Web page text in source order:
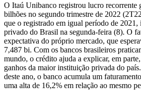
O Itaú Unibanco registrou lucro recorrente
bilhões no segundo trimestre de 2022
que o registrado em igual período de
privado do Brasil na segunda-feira (8). O
expectativa do próprio mercado, que
7,487 bi. Com os bancos brasileiros
mundo, o crédito ajuda a explicar, em
ganhos da maior instituição privada do
deste ano, o banco acumula um
uma alta de 16,2% em relação ao mesmo